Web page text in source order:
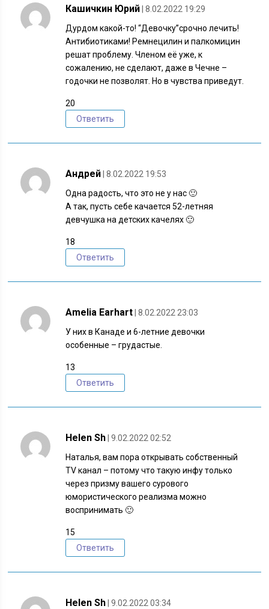
Кашичкин Юрий | 8.02.2022 19:29
Дурдом какой-то! “Девочку”срочно лечить!
Антибиотиками! Ремнецилин и палкомицин
решат проблему. Членом её уже, к
сожалению, не сделают, даже в Чечне –
годочки не позволят. Но в чувства приведут.
20
Ответить
Андрей | 8.02.2022 19:53
Одна радость, что это не у нас 🙂
А так, пусть себе качается 52-летняя
девчушка на детских качелях 🙂
18
Ответить
Amelia Earhart | 8.02.2022 23:03
У них в Канаде и 6-летние девочки
особенные – грудастые.
13
Ответить
Helen Sh | 9.02.2022 02:52
Наталья, вам пора открывать собственный
TV канал – потому что такую инфу только
через призму вашего сурового
юмористического реализма можно
воспринимать 🙂
15
Ответить
Helen Sh | 9.02.2022 03:34